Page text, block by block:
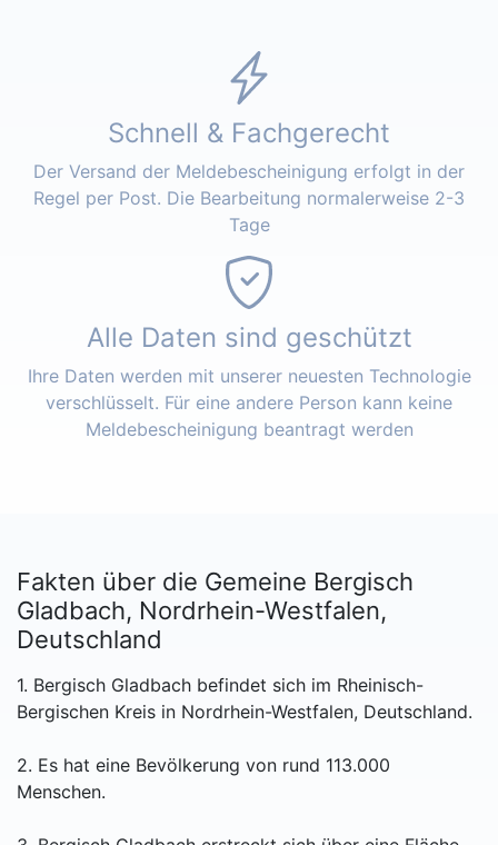
Schnell & Fachgerecht
Der Versand der Meldebescheinigung erfolgt in der
Regel per Post. Die Bearbeitung normalerweise 2-3
Tage
Alle Daten sind geschützt
Ihre Daten werden mit unserer neuesten Technologie
verschlüsselt. Für eine andere Person kann keine
Meldebescheinigung beantragt werden
Fakten über die Gemeine Bergisch
Gladbach, Nordrhein-Westfalen,
Deutschland
1. Bergisch Gladbach befindet sich im Rheinisch-
Bergischen Kreis in Nordrhein-Westfalen, Deutschland.
2. Es hat eine Bevölkerung von rund 113.000
Menschen.